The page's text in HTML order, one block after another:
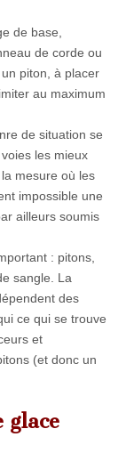
de base,
de corde ou
piton, à placer
au maximum
de situation se
les mieux
mesure où les
impossible une
ailleurs soumis
: pitons,
sangle. La
des
ce qui se trouve
et
(et donc un
glace